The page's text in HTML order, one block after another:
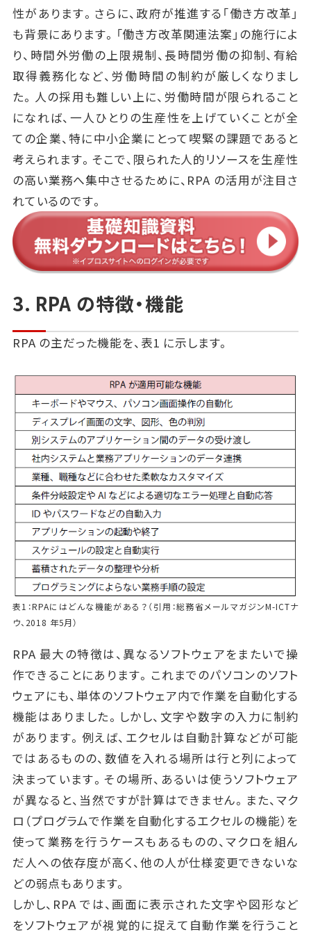
性があります。さらに、政府が推進する「働き方改革」
も背景にあります。「働き方改革関連法案」の施行によ
り、時間外労働の上限規制、長時間労働の抑制、有給
取得義務化など、労働時間の制約が厳しくなりまし
た。人の採用も難しい上に、労働時間が限られること
になれば、一人ひとりの生産性を上げていくことが全
ての企業、特に中小企業にとって喫緊の課題であると
考えられます。そこで、限られた人的リソースを生産性
の高い業務へ集中させるために、RPA の活用が注目さ
れているのです。
3. RPA の特徴・機能
RPA の主だった機能を、表1 に示します。
表1：RPAにはどんな機能がある？（引用：総務省メールマガジンM-ICTナ
ウ、2018 年5月）
RPA 最大の特徴は、異なるソフトウェアをまたいで操
作できることにあります。これまでのパソコンのソフト
ウェアにも、単体のソフトウェア内で作業を自動化する
機能はありました。しかし、文字や数字の入力に制約
があります。例えば、エクセルは自動計算などが可能
ではあるものの、数値を入れる場所は行と列によって
決まっています。その場所、あるいは使うソフトウェア
が異なると、当然ですが計算はできません。また、マク
ロ（プログラムで作業を自動化するエクセルの機能）を
使って業務を行うケースもあるものの、マクロを組ん
だ人への依存度が高く、他の人が仕様変更できないな
どの弱点もあります。
しかし、RPA では、画面に表示された文字や図形など
をソフトウェアが視覚的に捉えて自動作業を行うこと